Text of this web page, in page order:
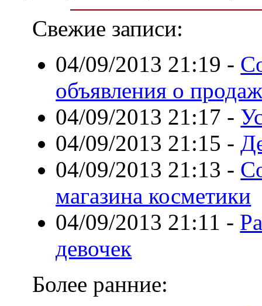
Свежие записи:
04/09/2013 21:19 -
объявления о
04/09/2013 21:17 -
04/09/2013 21:15 -
04/09/2013 21:13 -
магазина косметики
04/09/2013 21:11 -
девочек
Более ранние: